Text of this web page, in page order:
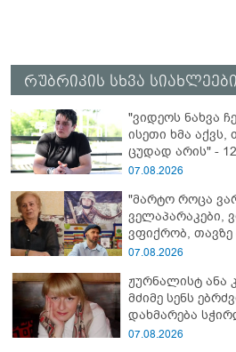
რუბრიკის სხვა სიახლეები
"ვიდეოს ნახვა
ისეთი ხმა აქვს,
ცუდად არის" -
გაუჩინარებული
კომენტარს
07.08.2026
"მარტო როცა
ველაპარაკები,
ვფიქრობ, თავზე
- გიორგი კეკელიძე გმირი ანწუხელიძის
მონათხრობს
07.08.2026
ჟურნალისტ ანა
მძიმე სენს
დახმარება
07.08.2026